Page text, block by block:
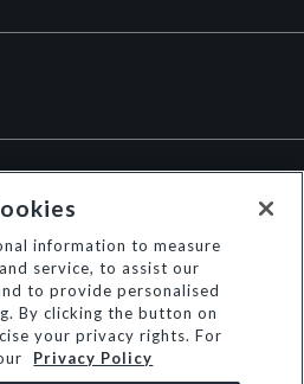
information to measure
service, to assist our
to provide personalised
By clicking the button on
your privacy rights. For
Privacy Policy